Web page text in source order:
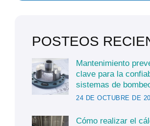
POSTEOS
Mantenimiento
clave para la
sistemas de
24 DE OCTUBRE DE
Cómo realizar el